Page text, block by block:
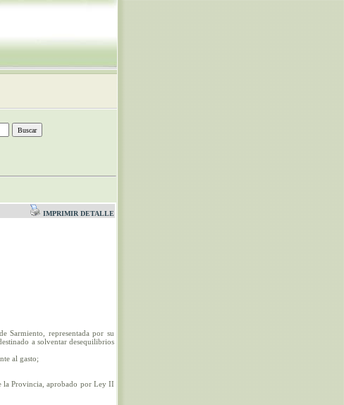
IMPRIMIR DETALLE
Sarmiento, representada por su
a solventar desequilibrios
al gasto;
la Provincia, aprobado por Ley II